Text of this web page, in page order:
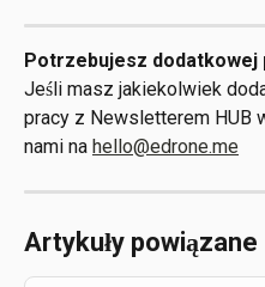
Potrzebujesz dodatkowej
Jeśli masz jakiekolwiek
pracy z Newsletterem HUB
nami na hello@edrone.me
Artykuły powiązane